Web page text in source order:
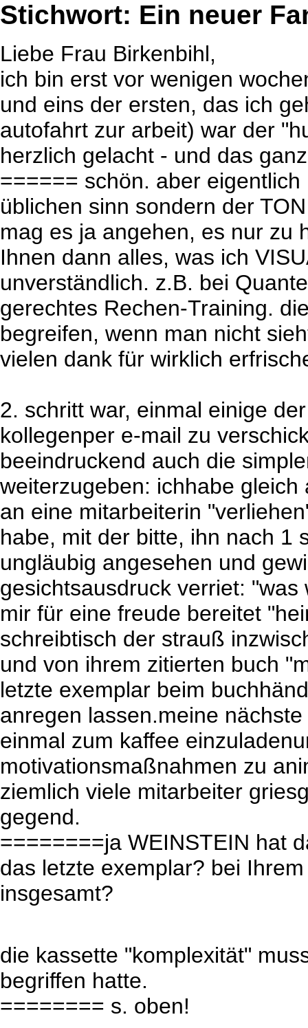
Stichwort: Ein neuer
Liebe Frau Birkenbihl,
ich bin erst vor wenigen
und eins der ersten, das ich
autofahrt zur arbeit) war der
herzlich gelacht - und das
====== schön. aber
üblichen sinn sondern der
mag es ja angehen, es nur zu
Ihnen dann alles, was ich
unverständlich. z.B. bei
gerechtes Rechen-Training.
begreifen, wenn man nicht
vielen dank für wirklich
2. schritt war, einmal einige
kollegenper e-mail zu
beeindruckend auch die
weiterzugeben: ichhabe
an eine mitarbeiterin
habe, mit der bitte, ihn nach 1
ungläubig angesehen und
gesichtsausdruck verriet:
mir für eine freude bereitet
schreibtisch der strauß
und von ihrem zitierten buch
letzte exemplar beim
anregen lassen.meine
einmal zum kaffee
motivationsmaßnahmen zu
ziemlich viele mitarbeiter
gegend.
========ja WEINSTEIN hat
das letzte exemplar? bei
insgesamt?
die kassette "komplexität"
begriffen hatte.
======== s. oben!